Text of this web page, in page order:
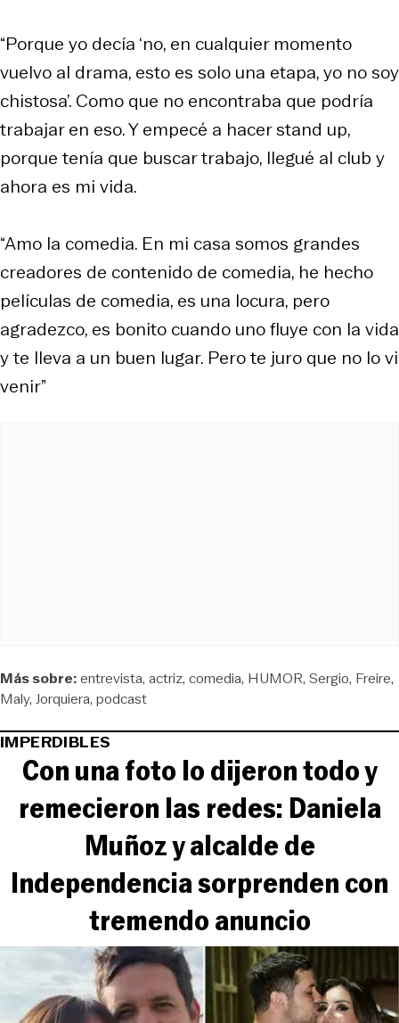
“Porque yo decía ‘no, en cualquier momento
vuelvo al drama, esto es solo una etapa, yo no soy
chistosa’. Como que no encontraba que podría
trabajar en eso. Y empecé a hacer stand up,
porque tenía que buscar trabajo, llegué al club y
ahora es mi vida.
“Amo la comedia. En mi casa somos grandes
creadores de contenido de comedia, he hecho
películas de comedia, es una locura, pero
agradezco, es bonito cuando uno fluye con la vida
y te lleva a un buen lugar. Pero te juro que no lo vi
venir”
Más sobre:entrevista actriz comedia HUMOR Sergio Freire
Maly Jorquiera podcast
IMPERDIBLES
Con una foto lo dijeron todo y
remecieron las redes: Daniela
Muñoz y alcalde de
Independencia sorprenden con
tremendo anuncio